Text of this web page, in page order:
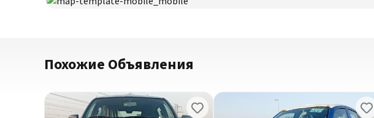
Похожие Объявления